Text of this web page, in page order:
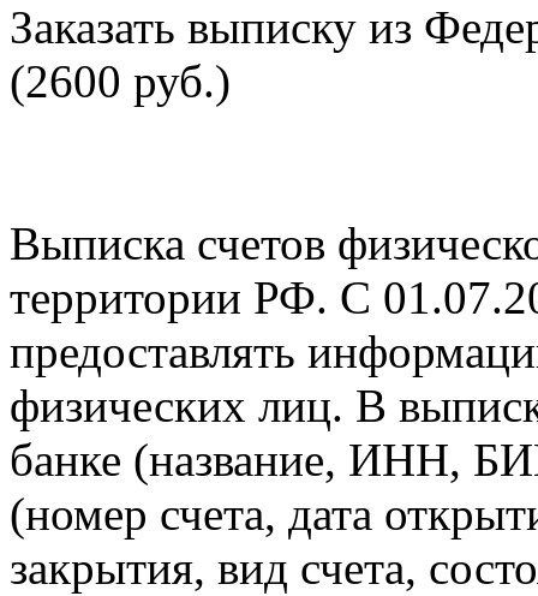
Заказать выписку из
(2600 руб.)
Выписка счетов
территории РФ. С
предоставлять
физических лиц. В
банке (название, ИНН,
(номер счета, дата
закрытия, вид счета,